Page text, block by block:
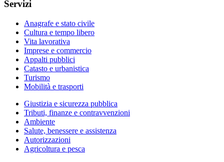
Servizi
Anagrafe e stato civile
Cultura e tempo libero
Vita lavorativa
Imprese e commercio
Appalti pubblici
Catasto e urbanistica
Turismo
Mobilità e trasporti
Giustizia e sicurezza pubblica
Tributi, finanze e contravvenzioni
Ambiente
Salute, benessere e assistenza
Autorizzazioni
Agricoltura e pesca